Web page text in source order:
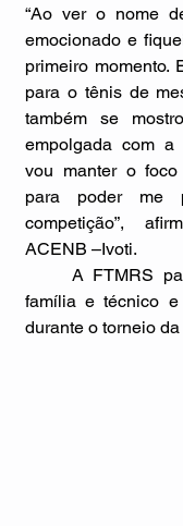
“Ao ver o nome
emocionado e
primeiro momento.
para o tênis de
também se
empolgada com a
vou manter o foco
para poder me
competição”,
ACENB –Ivoti.
família e técnico